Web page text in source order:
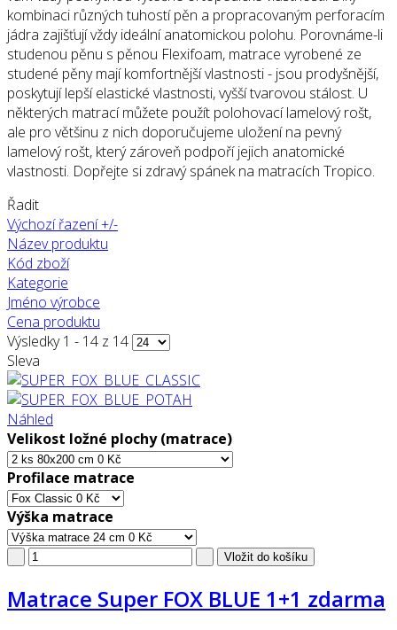
kombinaci různých tuhostí pěn a propracovaným perforacím
jádra zajišťují vždy ideální anatomickou polohu. Porovnáme-li
studenou pěnu s pěnou Flexifoam, matrace vyrobené ze
studené pěny mají komfortnější vlastnosti - jsou prodyšnější,
poskytují lepší elastické vlastnosti, vyšší tvarovou stálost. U
některých matrací můžete použít polohovací lamelový rošt,
ale pro většinu z nich doporučujeme uložení na pevný
lamelový rošt, který zároveň podpoří jejich anatomické
vlastnosti. Dopřejte si zdravý spánek na matracích Tropico.
Řadit
Výchozí řazení +/-
Název produktu
Kód zboží
Kategorie
Jméno výrobce
Cena produktu
Výsledky 1 - 14 z 14
Sleva
Náhled
Velikost ložné plochy (matrace)
Profilace matrace
Výška matrace
Matrace Super FOX BLUE 1+1 zdarma